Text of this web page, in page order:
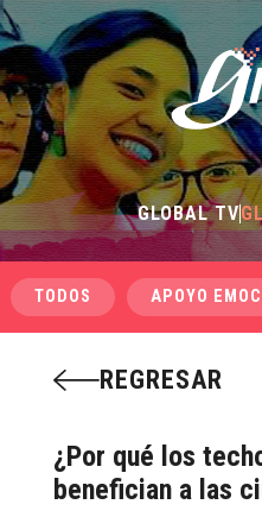
GLOBAL TV
TODOS APOYO
REGRESAR
¿Por qué los
benefician a las